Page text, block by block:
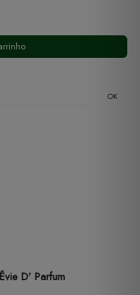
OK
D’ Parfum